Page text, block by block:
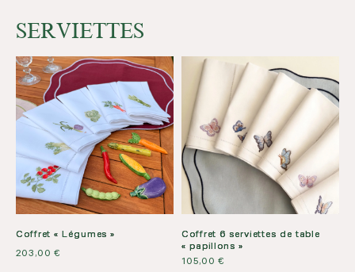
SERVIETTES
Coffret « Légumes »
203,00€
Coffret 6 serviettes de table
« papillons »
105,00€